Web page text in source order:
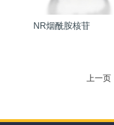
NR烟酰胺核苷
上一页